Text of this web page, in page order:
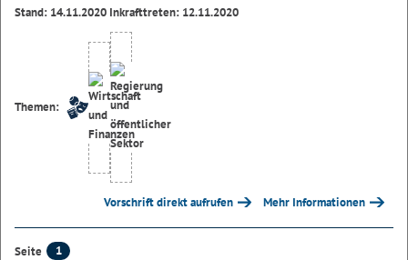
Stand: 14.11.2020 Inkrafttreten: 12.11.2020
Themen:
Vorschrift direkt aufrufen Mehr Informationen
Seite
1